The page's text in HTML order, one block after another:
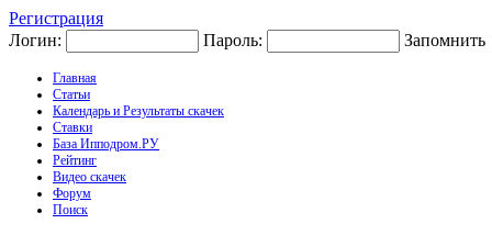
Регистрация
Логин:
Пароль: Запомнить
Главная
Статьи
Календарь и Результаты скачек
Ставки
База Ипподром.РУ
Рейтинг
Видео скачек
Форум
Поиск